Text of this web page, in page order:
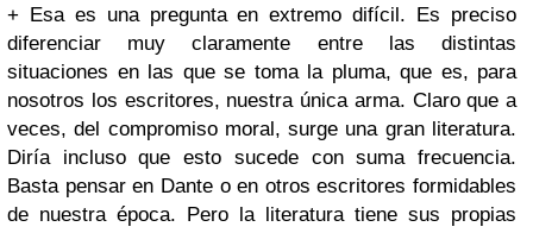
+ Esa es una pregunta en extremo difícil. Es preciso
diferenciar muy claramente entre las distintas
situaciones en las que se toma la pluma, que es, para
nosotros los escritores, nuestra única arma. Claro que a
veces, del compromiso moral, surge una gran literatura.
Diría incluso que esto sucede con suma frecuencia.
Basta pensar en Dante o en otros escritores formidables
de nuestra época. Pero la literatura tiene sus propias